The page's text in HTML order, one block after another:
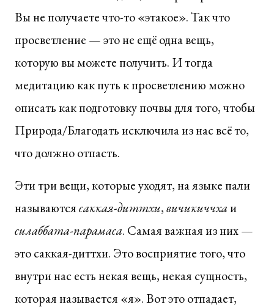
Вы не получаете что-то «этакое». Так что
просветление — это не ещё одна вещь,
которую вы можете получить. И тогда
медитацию как путь к просветлению можно
описать как подготовку почвы для того, чтобы
Природа/Благодать исключила из нас всё то,
что должно отпасть.
Эти три вещи, которые уходят, на языке пали
называютсясаккая-диттхи,вичикиччхаи
силаббата-парамаса. Самая важная из них —
это саккая-диттхи. Это восприятие того, что
внутри нас есть некая вещь, некая сущность,
которая называется «я». Вот это отпадает,